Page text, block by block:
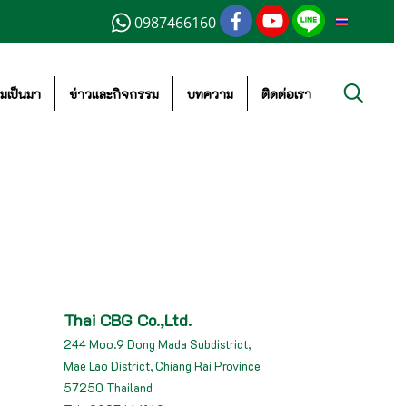
0987466160
เป็นมา ข่าวและกิจกรรม บทความ ติดต่อเรา
Thai CBG Co.,Ltd.
244 Moo.9 Dong Mada Subdistrict,
Mae Lao District, Chiang Rai Province
57250 Thailand